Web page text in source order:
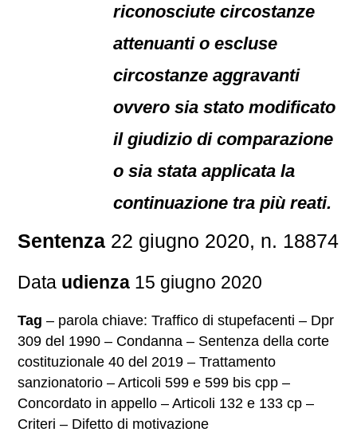
riconosciute circostanze
attenuanti o escluse
circostanze aggravanti
ovvero sia stato modificato
il giudizio di comparazione
o sia stata applicata la
continuazione tra più reati.
Sentenza 22 giugno 2020, n. 18874
Data udienza 15 giugno 2020
Tag – parola chiave: Traffico di stupefacenti – Dpr
309 del 1990 – Condanna – Sentenza della corte
costituzionale 40 del 2019 – Trattamento
sanzionatorio – Articoli 599 e 599 bis cpp –
Concordato in appello – Articoli 132 e 133 cp –
Criteri – Difetto di motivazione